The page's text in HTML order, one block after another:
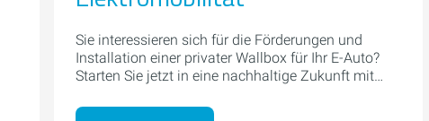
Sie interessieren sich für die Förderungen und
Installation einer privater Wallbox für Ihr E-Auto?
Starten Sie jetzt in eine nachhaltige Zukunft mit